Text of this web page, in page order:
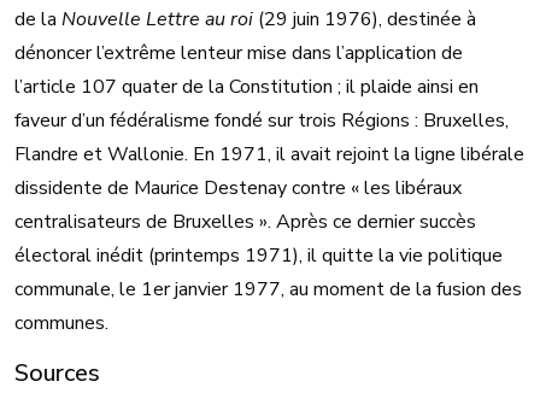
de la Nouvelle Lettre au roi (29 juin 1976), destinée à
dénoncer l’extrême lenteur mise dans l’application de
l’article 107 quater de la Constitution ; il plaide ainsi en
faveur d’un fédéralisme fondé sur trois Régions : Bruxelles,
Flandre et Wallonie. En 1971, il avait rejoint la ligne libérale
dissidente de Maurice Destenay contre « les libéraux
centralisateurs de Bruxelles ». Après ce dernier succès
électoral inédit (printemps 1971), il quitte la vie politique
communale, le 1er janvier 1977, au moment de la fusion des
communes.
Sources